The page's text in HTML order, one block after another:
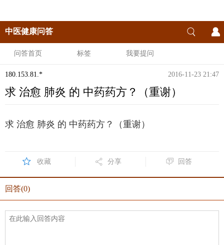
中医健康问答
问答首页 标签 我要提问
180.153.81.* 2016-11-23 21:47
求 治愈 肺炎 的 中药药方？（重谢）
求 治愈 肺炎 的 中药药方？（重谢）
收藏 分享 回答
回答(0)